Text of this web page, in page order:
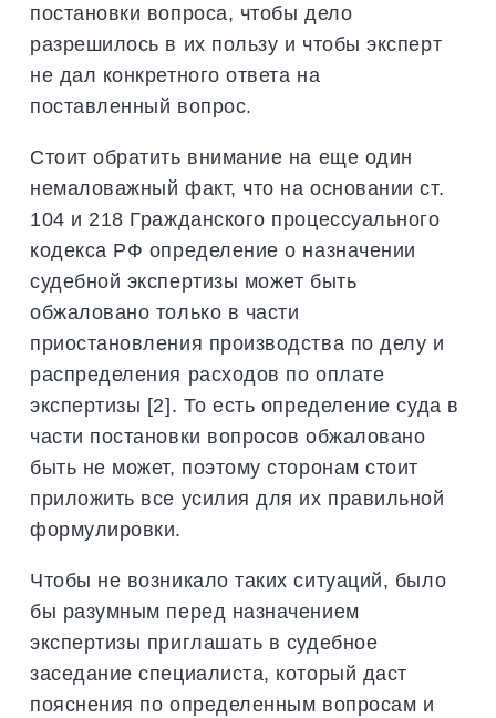
постановки вопроса, чтобы дело
разрешилось в их пользу и чтобы эксперт
не дал конкретного ответа на
поставленный вопрос.
Стоит обратить внимание на еще один
немаловажный факт, что на основании ст.
104 и 218 Гражданского процессуального
кодекса РФ определение о назначении
судебной экспертизы может быть
обжаловано только в части
приостановления производства по делу и
распределения расходов по оплате
экспертизы [2]. То есть определение суда в
части постановки вопросов обжаловано
быть не может, поэтому сторонам стоит
приложить все усилия для их правильной
формулировки.
Чтобы не возникало таких ситуаций, было
бы разумным перед назначением
экспертизы приглашать в судебное
заседание специалиста, который даст
пояснения по определенным вопросам и